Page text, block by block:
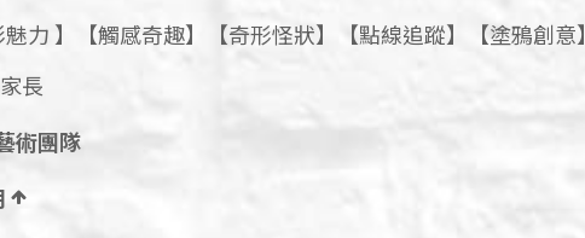
力 】【觸感奇趣】【奇形怪狀】【點線追蹤】【塗鴉創意】
長
術團隊